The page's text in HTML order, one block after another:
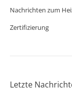
Nachrichten zum
Zertifizierung
Letzte